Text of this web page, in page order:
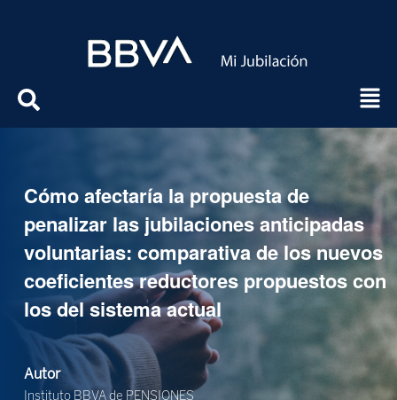
Cómo afectaría la propuesta de
penalizar las jubilaciones anticipadas
voluntarias: comparativa de los nuevos
coeficientes reductores propuestos con
los del sistema actual
Autor
Instituto BBVA de PENSIONES